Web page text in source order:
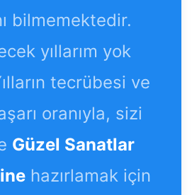
bilmemektedir.
yıllarım yok
tecrübesi ve
oranıyla, sizi
Güzel Sanatlar
hazırlamak için